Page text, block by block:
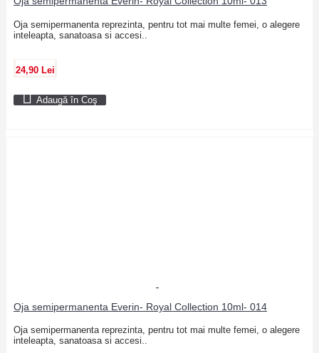
Oja semipermanenta reprezinta, pentru tot mai multe femei, o alegere
inteleapta, sanatoasa si accesi..
24,90 Lei
Adaugă în Coş
Oja semipermanenta Everin- Royal Collection 10ml- 014
Oja semipermanenta reprezinta, pentru tot mai multe femei, o alegere
inteleapta, sanatoasa si accesi..